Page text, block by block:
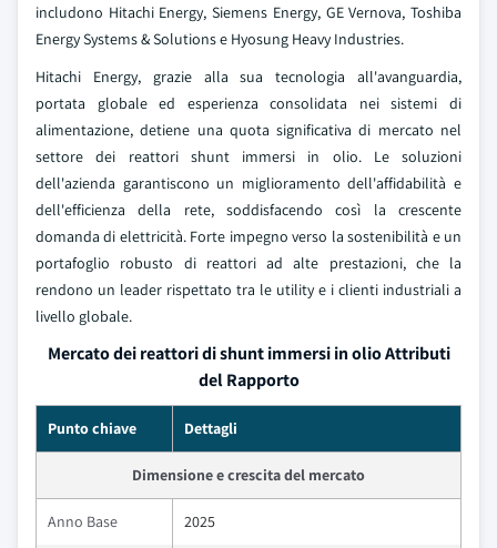
includono Hitachi Energy, Siemens Energy, GE Vernova, Toshiba
Energy Systems & Solutions e Hyosung Heavy Industries.
Hitachi Energy, grazie alla sua tecnologia all'avanguardia,
portata globale ed esperienza consolidata nei sistemi di
alimentazione, detiene una quota significativa di mercato nel
settore dei reattori shunt immersi in olio. Le soluzioni
dell'azienda garantiscono un miglioramento dell'affidabilità e
dell'efficienza della rete, soddisfacendo così la crescente
domanda di elettricità. Forte impegno verso la sostenibilità e un
portafoglio robusto di reattori ad alte prestazioni, che la
rendono un leader rispettato tra le utility e i clienti industriali a
livello globale.
Mercato dei reattori di shunt immersi in olio Attributi
del Rapporto
Punto chiave Dettagli
Dimensione e crescita del mercato
Anno Base 2025